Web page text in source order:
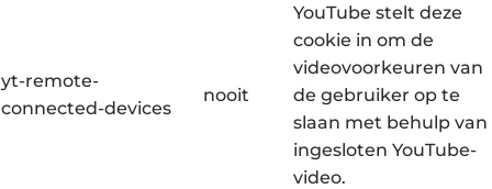
yt-remote-
connected-devices
nooit
YouTube stelt deze
cookie in om de
videovoorkeuren van
de gebruiker op te
slaan met behulp van
ingesloten YouTube-
video.